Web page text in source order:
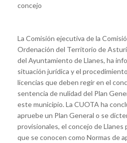
concejo
La Comisión ejecutiva de la
Ordenación del Territorio de
del Ayuntamiento de Llanes, ha
situación jurídica y el
licencias que deben regir en el
sentencia de nulidad del Plan
este municipio. La CUOTA ha
apruebe un Plan General o se
provisionales, el concejo de Llanes
que se conocen como Normas de